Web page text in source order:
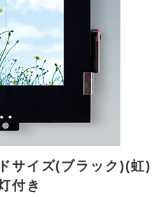
サイズ(ブラック)(虹)
付き